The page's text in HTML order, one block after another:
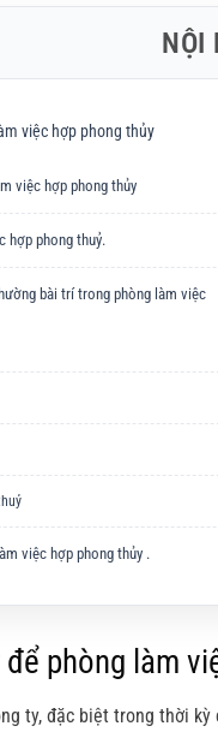
NỘI
việc hợp phong thủy
việc hợp phong thủy
hợp phong thuỷ.
bài trí trong phòng làm việc
việc hợp phong thủy .
phòng làm
ty, đặc biệt trong thời